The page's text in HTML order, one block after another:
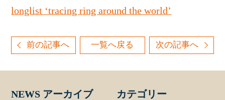
longlist ‘tracing ring around the world’
前の記事へ 次の記事へ
一覧へ戻る
NEWS アーカイブ カテゴリー